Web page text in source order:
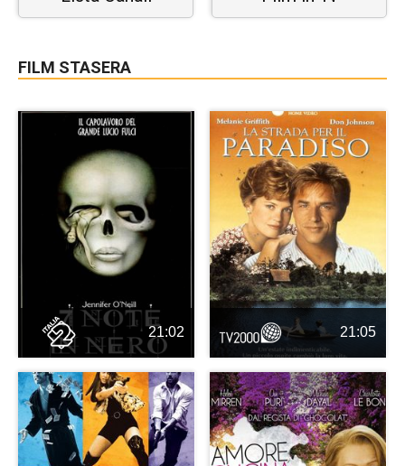
FILM STASERA
21:02 21:05